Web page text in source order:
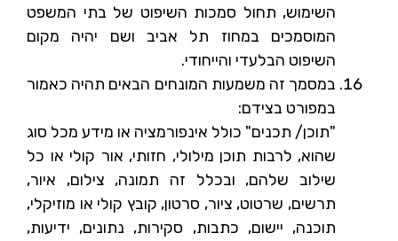
השימוש, תחול סמכות השיפוט של בתי המשפט
המוסמכים במחוז תל אביב ושם יהיה מקום
השיפוט הבלעדי והייחודי.
במסמך זה משמעות המונחים הבאים תהיה כאמור
במפורט בצידם:
"תוכן/ תכנים" כולל אינפורמציה או מידע מכל סוג
שהוא, לרבות תוכן מילולי, חזותי, אור קולי או כל
שילוב שלהם, ובכלל זה תמונה, צילום, איור,
תרשים, שרטוט, ציור, סרטון, קובץ קולי או מוזיקלי,
תוכנה, יישום, כתבות, סקירות, נתונים, ידיעות,